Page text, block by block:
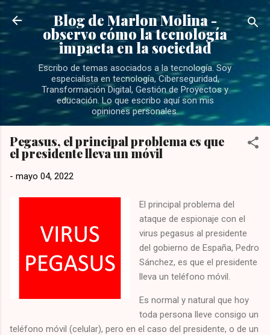
Ir al contenido principal
Blog de Marlon Molina -
observo cómo la tecnología
impacta en la sociedad
Escribo de temas asociados a la tecnología. Soy
especialista en tecnología, Ciberseguridad,
Transformación Digital, Gestión de Proyectos y
educación. Lo que escribo aquí son mis
opiniones personales.
Pegasus, el principal problema es que
el presidente lleva un móvil
- mayo 04, 2022
El principal problema del
ataque de espionaje con el
virus pegasus al presidente
del gobierno de España, Pedro
Sánchez, es que el presidente
lleva un teléfono móvil.
Es normal y natural que hoy
toda persona lleve consigo un
teléfono móvil (celular), pero en el caso del presidente, o de un